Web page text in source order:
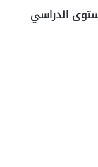
الدراسي